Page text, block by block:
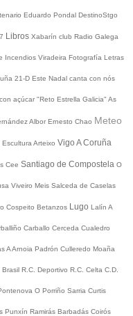
Eduardo Pondal DestinoStgo
Libros Xabarín club Radio Galega
Incendios Viradeira Fotografía Letras
21-D Este Nadal canta con nós
açúcar "Reto Estrella Galicia" As
Albor Ernesto Chao Meteo
Escultura Arteixo Vigo A Coruña
Cee Santiago de Compostela O
Viveiro Meis Salceda de Caselas
Cospeito Betanzos Lugo Lalín A
Carballo Cerceda Cualedro
A Arnoia Padrón Culleredo Moaña
Brasil R.C. Deportivo R.C. Celta C.D.
O Porriño Sarria Curtis
Punxín Ramirás Barbadás Coirós